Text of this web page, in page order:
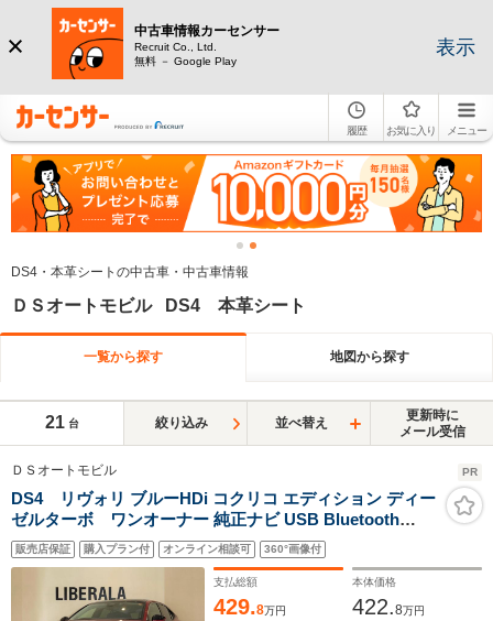
中古車情報カーセンサー
Recruit Co., Ltd.
無料 － Google Play
表示
履歴 お気に入り メニュー
DS4・本革シートの中古車・中古車情報
ＤＳオートモビル DS4 本革シート
一覧から探す 地図から探す
21 台 絞り込み 並べ替え
更新時に
メール受信
ＤＳオートモビル PR
DS4 リヴォリ ブルーHDi コクリコ エディション ディー
ゼルターボ ワンオーナー 純正ナビ USB Bluetooth
AppleCarPlay ETC 360度カメラ バックカメラ パーキン
グセンサー リアクロストラフィックアラート レーンキー
プアシスト アクティブセーフティブレーキ 純正19インチ
アルミ
販売店保証 購入プラン付 オンライン相談可 360°画像付
支払総額
429.8万円
本体価格
422.8万円